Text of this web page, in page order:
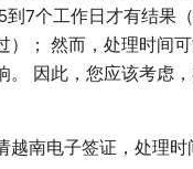
到7个工作日才有结果
）； 然而，处理时间
。 因此，您应该考虑
越南电子签证，处理